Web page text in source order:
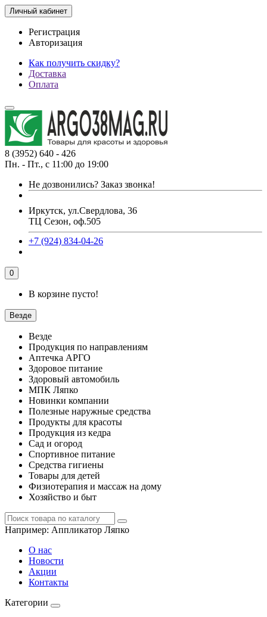
Личный кабинет
Регистрация
Авторизация
Как получить скидку?
Доставка
Оплата
8 (3952) 640 - 426
Пн. - Пт., с 11:00 до 19:00
Не дозвонились? Заказ звонка!
Иркутск, ул.Свердлова, 36
ТЦ Сезон, оф.505
+7 (924) 834-04-26
0
В корзине пусто!
Везде
Везде
Продукция по направлениям
Аптечка АРГО
Здоровое питание
Здоровый автомобиль
МПК Ляпко
Новинки компании
Полезные наружные средства
Продукты для красоты
Продукция из кедра
Сад и огород
Спортивное питание
Средства гигиены
Товары для детей
Физиотерапия и массаж на дому
Хозяйство и быт
Например: Аппликатор Ляпко
О нас
Новости
Акции
Контакты
Категории